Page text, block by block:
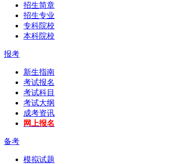
招生简章
招生专业
专科院校
本科院校
报考
新生指南
考试报名
考试科目
考试大纲
成考资讯
网上报名
备考
模拟试题